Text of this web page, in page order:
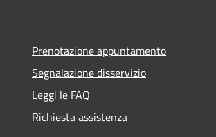
Prenotazione appuntamento
Segnalazione disservizio
Leggi le FAQ
Richiesta assistenza